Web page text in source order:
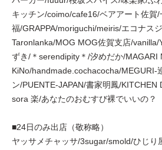
キッチン/coimo/cafe16/ベアアート佐賀/
福/GRAPPA/moriguchi/meiris/エコナス
Taronlanka/MOG MOG佐賀支店/vanilla/
ずき/＊serendipity＊/汐めだか/MAGARI
KiNo/handmade.cochacocha/MEGURI-
ン/PUENTE-JAPAN/書家明鳳/KITCHEN
sora 楽/あなたのおむすび裸でいいの？
■24日のみ出店（敬称略）
ヤッサメチャッサ/3sugar/smold/ひじり